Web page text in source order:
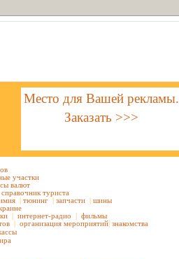
Место для Вашей рекламы.
Заказать >>>
участки
валют
справочник туриста
| тюнинг | запчасти | шины
| интернет-радио | фильмы
| организация мероприятий| знакомства